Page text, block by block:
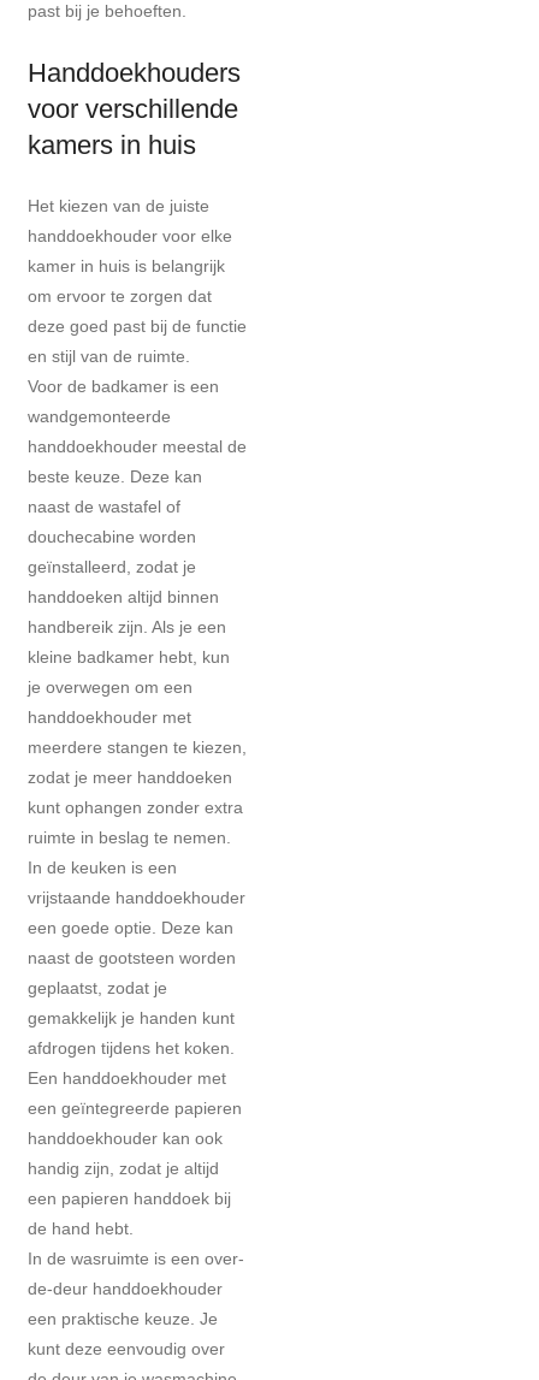
past bij je behoeften.
Handdoekhouders
voor verschillende
kamers in huis
Het kiezen van de juiste
handdoekhouder voor elke
kamer in huis is belangrijk
om ervoor te zorgen dat
deze goed past bij de functie
en stijl van de ruimte.
Voor de badkamer is een
wandgemonteerde
handdoekhouder meestal de
beste keuze. Deze kan
naast de wastafel of
douchecabine worden
geïnstalleerd, zodat je
handdoeken altijd binnen
handbereik zijn. Als je een
kleine badkamer hebt, kun
je overwegen om een
handdoekhouder met
meerdere stangen te kiezen,
zodat je meer handdoeken
kunt ophangen zonder extra
ruimte in beslag te nemen.
In de keuken is een
vrijstaande handdoekhouder
een goede optie. Deze kan
naast de gootsteen worden
geplaatst, zodat je
gemakkelijk je handen kunt
afdrogen tijdens het koken.
Een handdoekhouder met
een geïntegreerde papieren
handdoekhouder kan ook
handig zijn, zodat je altijd
een papieren handdoek bij
de hand hebt.
In de wasruimte is een over-
de-deur handdoekhouder
een praktische keuze. Je
kunt deze eenvoudig over